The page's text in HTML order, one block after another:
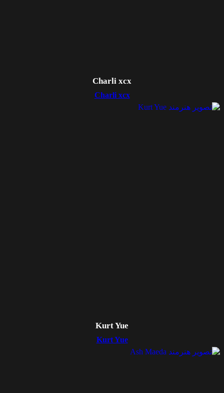
Charli xcx
Charli xcx
Kurt Yue
Kurt Yue